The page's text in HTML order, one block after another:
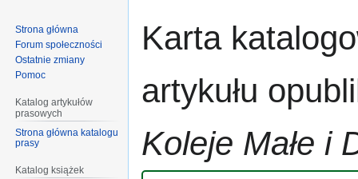
do
do
Karta
artykułu
Koleje Małe i
Strona główna
Forum społeczności
Ostatnie zmiany
Pomoc
Katalog artykułów
prasowych
Strona główna katalogu
prasy
Katalog książek